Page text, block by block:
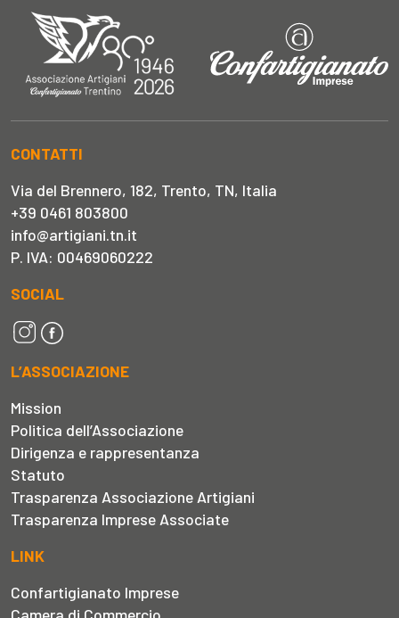
CONTATTI
Via del Brennero, 182, Trento, TN, Italia
+39 0461 803800
info@artigiani.tn.it
P. IVA: 00469060222
SOCIAL
L’ASSOCIAZIONE
Mission
Politica dell’Associazione
Dirigenza e rappresentanza
Statuto
Trasparenza Associazione Artigiani
Trasparenza Imprese Associate
LINK
Confartigianato Imprese